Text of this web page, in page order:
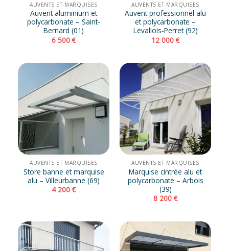
AUVENTS ET MARQUISES
Auvent aluminium et
polycarbonate – Saint-
Bernard (01)
6 500€
AUVENTS ET MARQUISES
Auvent professionnel alu
et polycarbonate –
Levallois-Perret (92)
12 000€
AUVENTS ET MARQUISES
Store banne et marquise
alu – Villeurbanne (69)
4 200€
AUVENTS ET MARQUISES
Marquise cintrée alu et
polycarbonate – Arbois
(39)
8 200€